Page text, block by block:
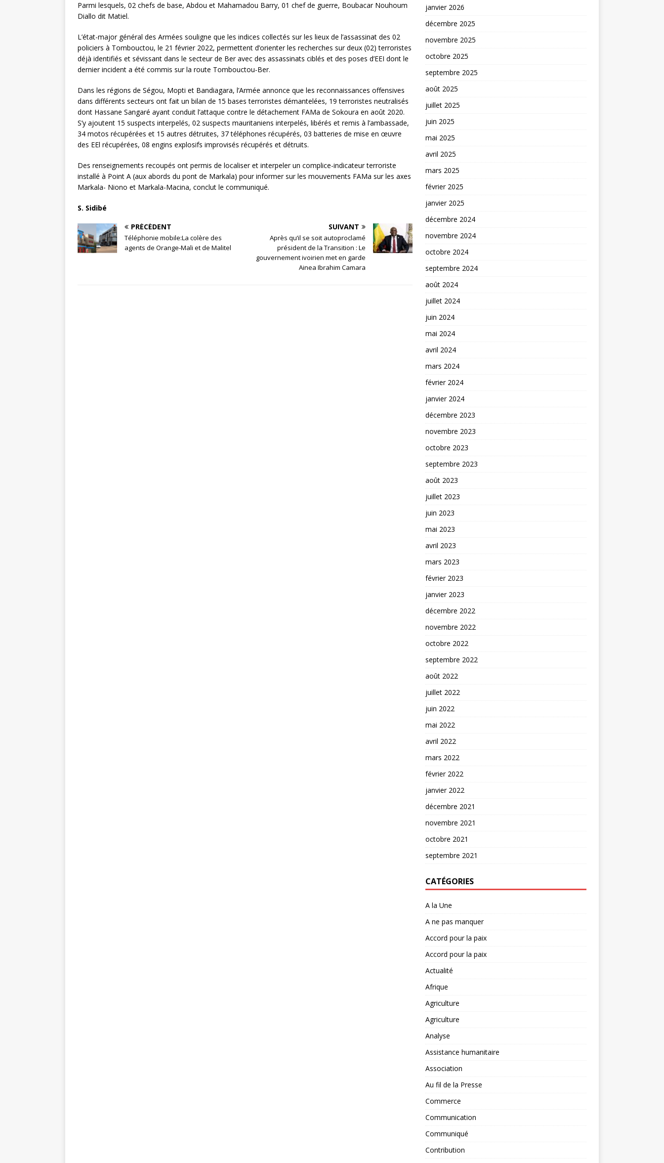
Parmi lesquels, 02 chefs de base, Abdou et Mahamadou Barry, 01 chef de guerre, Boubacar Nouhoum
Diallo dit Matiel.
L’état-major général des Armées souligne que les indices collectés sur les lieux de l’assassinat des 02
policiers à Tombouctou, le 21 février 2022, permettent d’orienter les recherches sur deux (02) terroristes
déjà identifiés et sévissant dans le secteur de Ber avec des assassinats ciblés et des poses d’EEI dont le
dernier incident a été commis sur la route Tombouctou-Ber.
Dans les régions de Ségou, Mopti et Bandiagara, l’Armée annonce que les reconnaissances offensives
dans différents secteurs ont fait un bilan de 15 bases terroristes démantelées, 19 terroristes neutralisés
dont Hassane Sangaré ayant conduit l’attaque contre le détachement FAMa de Sokoura en août 2020.
S’y ajoutent 15 suspects interpelés, 02 suspects mauritaniens interpelés, libérés et remis à l’ambassade,
34 motos récupérées et 15 autres détruites, 37 téléphones récupérés, 03 batteries de mise en œuvre
des EEl récupérées, 08 engins explosifs improvisés récupérés et détruits.
Des renseignements recoupés ont permis de localiser et interpeler un complice-indicateur terroriste
installé à Point A (aux abords du pont de Markala) pour informer sur les mouvements FAMa sur les axes
Markala- Niono et Markala-Macina, conclut le communiqué.
S. Sidibé
PRÉCÉDENT
Téléphonie mobile:La colère des
agents de Orange-Mali et de Malitel
SUIVANT
Après qu’il se soit autoproclamé
président de la Transition : Le
gouvernement ivoirien met en garde
Ainea Ibrahim Camara
janvier 2026
décembre 2025
novembre 2025
octobre 2025
septembre 2025
août 2025
juillet 2025
juin 2025
mai 2025
avril 2025
mars 2025
février 2025
janvier 2025
décembre 2024
novembre 2024
octobre 2024
septembre 2024
août 2024
juillet 2024
juin 2024
mai 2024
avril 2024
mars 2024
février 2024
janvier 2024
décembre 2023
novembre 2023
octobre 2023
septembre 2023
août 2023
juillet 2023
juin 2023
mai 2023
avril 2023
mars 2023
février 2023
janvier 2023
décembre 2022
novembre 2022
octobre 2022
septembre 2022
août 2022
juillet 2022
juin 2022
mai 2022
avril 2022
mars 2022
février 2022
janvier 2022
décembre 2021
novembre 2021
octobre 2021
septembre 2021
CATÉGORIES
A la Une
A ne pas manquer
Accord pour la paix
Accord pour la paix
Actualité
Afrique
Agriculture
Agriculture
Analyse
Assistance humanitaire
Association
Au fil de la Presse
Commerce
Communication
Communiqué
Contribution